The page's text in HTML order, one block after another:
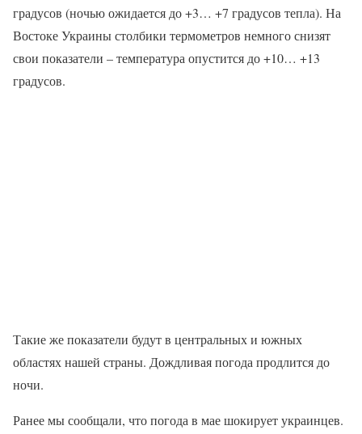
градусов (ночью ожидается до +3… +7 градусов тепла). На
Востоке Украины столбики термометров немного снизят
свои показатели – температура опустится до +10… +13
градусов.
Такие же показатели будут в центральных и южных
областях нашей страны. Дождливая погода продлится до
ночи.
Ранее мы сообщали, что погода в мае шокирует украинцев.